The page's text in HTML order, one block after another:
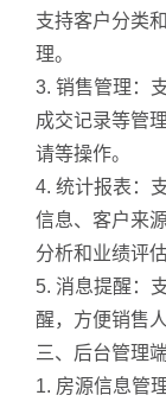
支持客户分类
理。
3. 销售管理：
成交记录等管
请等操作。
4. 统计报表：
信息、客户来
分析和业绩评估
5. 消息提醒：
醒，方便销售
三、后台管理
1. 房源信息管